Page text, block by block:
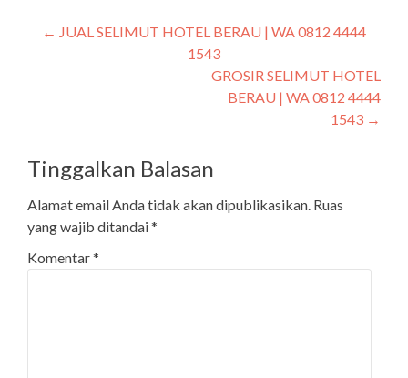
← JUAL SELIMUT HOTEL BERAU | WA 0812 4444
1543
GROSIR SELIMUT HOTEL
BERAU | WA 0812 4444
1543 →
Tinggalkan Balasan
Alamat email Anda tidak akan dipublikasikan. Ruas
yang wajib ditandai*
Komentar*